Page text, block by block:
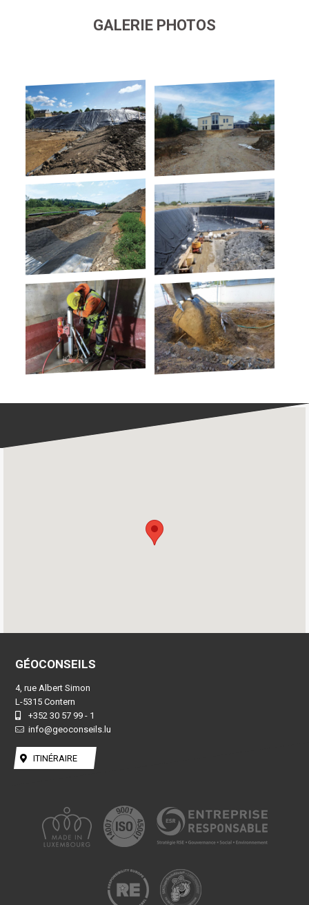
GALERIE PHOTOS
GÉOCONSEILS
4, rue Albert Simon
L-5315 Contern
+352 30 57 99 - 1
info@geoconseils.lu
ITINÉRAIRE